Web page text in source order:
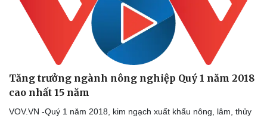
Tăng trưởng ngành nông nghiệp Quý 1 năm 2018
cao nhất 15 năm
VOV.VN -Quý 1 năm 2018, kim ngạch xuất khẩu nông, lâm, thủy